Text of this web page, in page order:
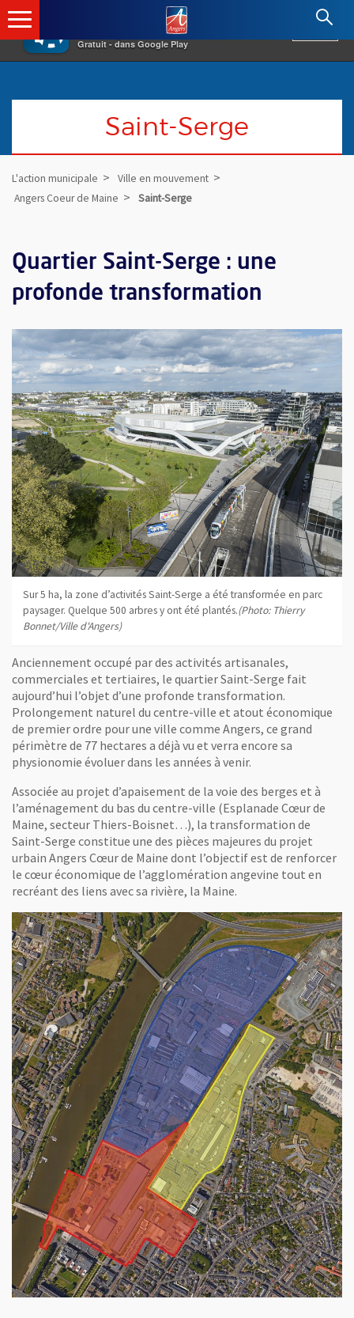
×
Gratuit - dans Google Play
Angers.fr : Retour à l'accueil
Saint-Serge
L'action municipale
Ville en mouvement
Angers Coeur de Maine
Saint-Serge
Quartier Saint-Serge : une
profonde transformation
Sur 5 ha, la zone d’activités Saint-Serge a été transformée en parc
paysager. Quelque 500 arbres y ont été plantés.(Photo: Thierry
Bonnet/Ville d'Angers)
Anciennement occupé par des activités artisanales,
commerciales et tertiaires, le quartier Saint-Serge fait
aujourd’hui l’objet d’une profonde transformation.
Prolongement naturel du centre-ville et atout économique
de premier ordre pour une ville comme Angers, ce grand
périmètre de 77 hectares a déjà vu et verra encore sa
physionomie évoluer dans les années à venir.
Associée au projet d’apaisement de la voie des berges et à
l’aménagement du bas du centre-ville (Esplanade Cœur de
Maine, secteur Thiers-Boisnet…), la transformation de
Saint-Serge constitue une des pièces majeures du projet
urbain Angers Cœur de Maine dont l’objectif est de renforcer
le cœur économique de l’agglomération angevine tout en
recréant des liens avec sa rivière, la Maine.